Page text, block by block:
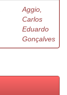
Aggio,
Carlos
Eduardo
Gonçalves